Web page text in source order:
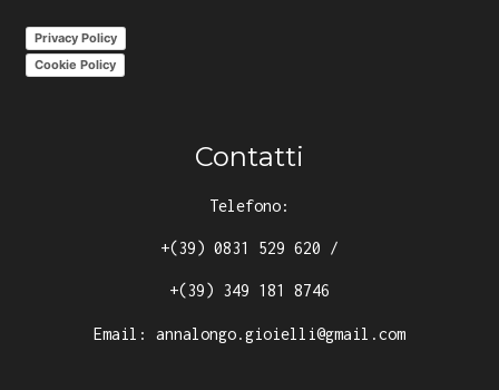
Privacy Policy
Cookie Policy
Contatti
Telefono:
+(39) 0831 529 620 /
+(39) 349 181 8746
Email: annalongo.gioielli@gmail.com